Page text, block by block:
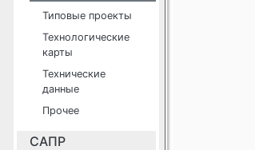
Типовые проекты
Технологические
карты
Технические
данные
Прочее
САПР